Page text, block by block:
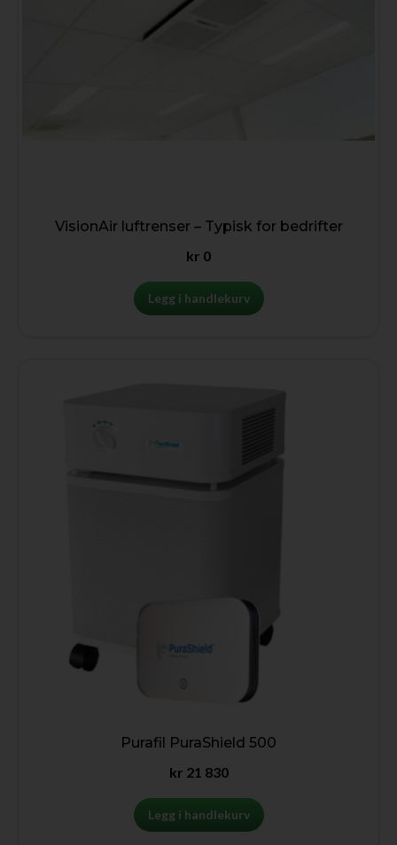
VisionAir luftrenser – Typisk for bedrifter
kr 0
Legg i handlekurv
Purafil PuraShield 500
kr 21 830
Legg i handlekurv